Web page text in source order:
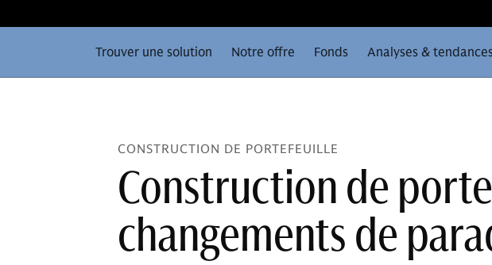
Trouver une solution Notre offre Fonds Analyses &
CONSTRUCTION DE PORTEFEUILLE
Construction de
changements de